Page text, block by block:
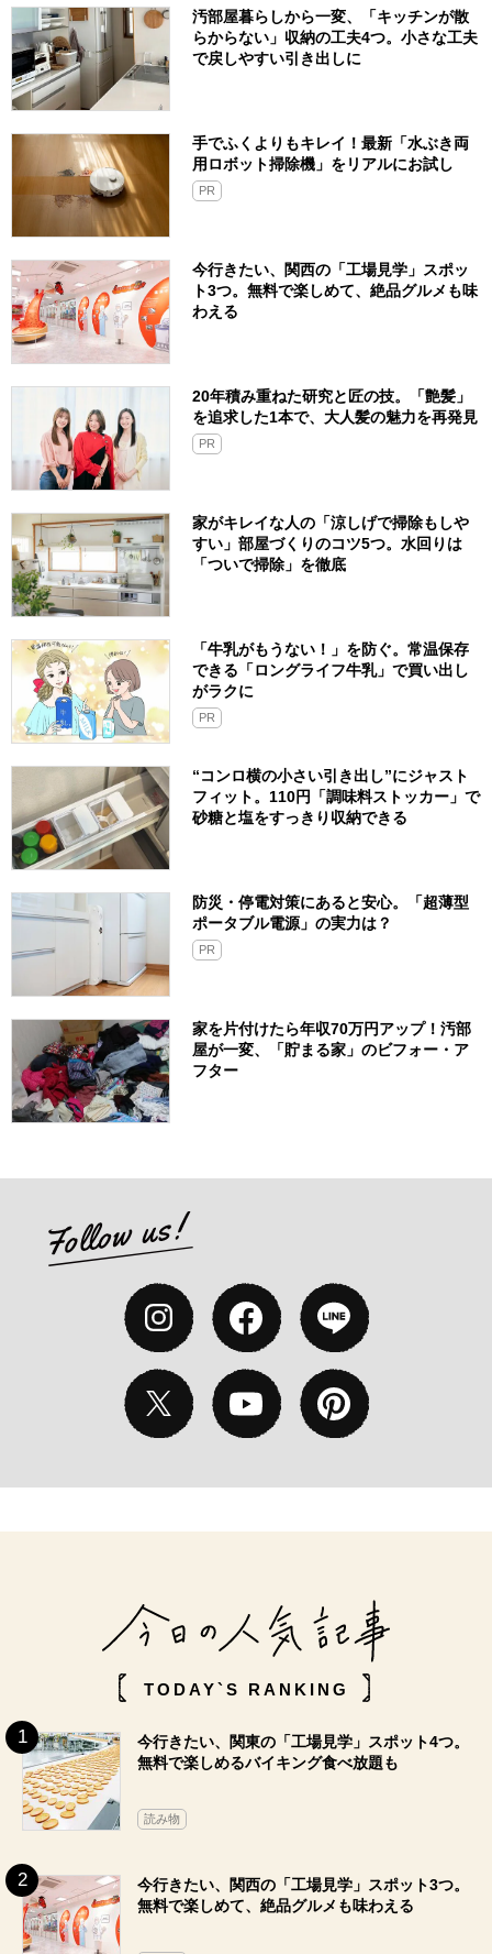
汚部屋暮らしから一変、「キッチンが散
らからない」収納の工夫4つ。小さな工夫
で戻しやすい引き出しに
手でふくよりもキレイ！最新「水ぶき両
用ロボット掃除機」をリアルにお試し
PR
今行きたい、関西の「工場見学」スポッ
ト3つ。無料で楽しめて、絶品グルメも味
わえる
20年積み重ねた研究と匠の技。「艶髪」
を追求した1本で、大人髪の魅力を再発見
PR
家がキレイな人の「涼しげで掃除もしや
すい」部屋づくりのコツ5つ。水回りは
「ついで掃除」を徹底
「牛乳がもうない！」を防ぐ。常温保存
できる「ロングライフ牛乳」で買い出し
がラクに
PR
“コンロ横の小さい引き出し”にジャスト
フィット。110円「調味料ストッカー」で
砂糖と塩をすっきり収納できる
防災・停電対策にあると安心。「超薄型
ポータブル電源」の実力は？​
PR
家を片付けたら年収70万円アップ！汚部
屋が一変、「貯まる家」のビフォー・ア
フター
TODAY`S RANKING
今行きたい、関東の「工場見学」スポット4つ。
無料で楽しめるバイキング食べ放題も
読み物
今行きたい、関西の「工場見学」スポット3つ。
無料で楽しめて、絶品グルメも味わえる